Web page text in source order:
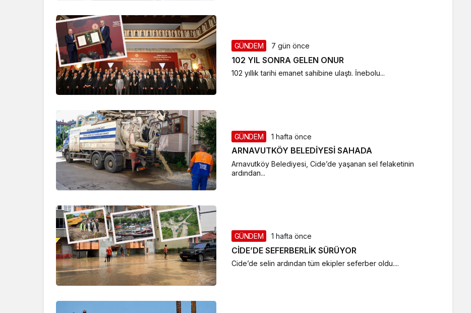
GÜNDEM 7 gün önce
102 YIL SONRA GELEN ONUR
102 yıllık tarihi emanet sahibine ulaştı. İnebolu...
GÜNDEM 1 hafta önce
ARNAVUTKÖY BELEDİYESİ SAHADA
Arnavutköy Belediyesi, Cide’de yaşanan sel felaketinin
ardından...
GÜNDEM 1 hafta önce
CİDE’DE SEFERBERLİK SÜRÜYOR
Cide’de selin ardından tüm ekipler seferber oldu....